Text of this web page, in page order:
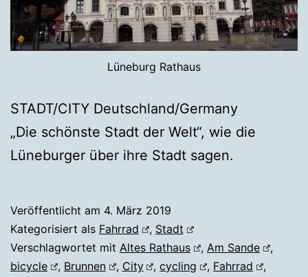
Lüneburg Rathaus
STADT/CITY Deutschland/Germany
„Die schönste Stadt der Welt“, wie die
Lüneburger über ihre Stadt sagen.
Veröffentlicht am 4. März 2019
Kategorisiert als Fahrrad , Stadt
Verschlagwortet mit Altes Rathaus , Am Sande
,
bicycle
, Brunnen , City ,cycling , Fahrrad
,